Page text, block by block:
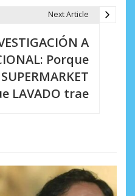
Next Article
A
Porque
LAVADO trae